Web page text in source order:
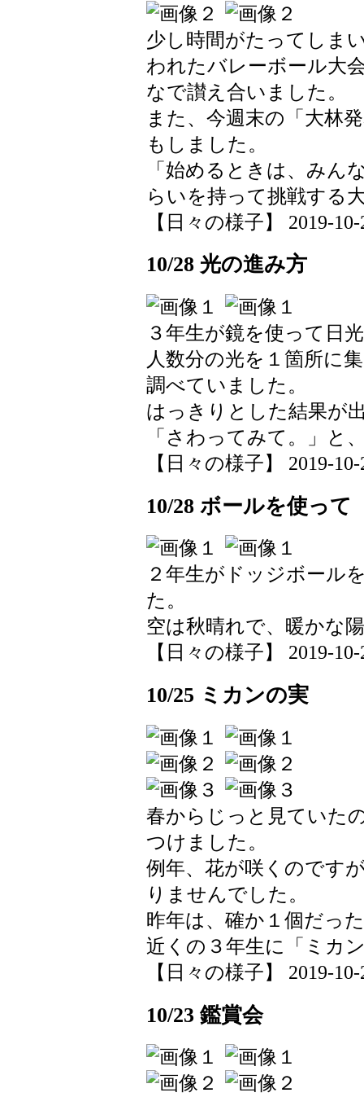
少し時間がたってしま
われたバレーボール大
なで讃え合いました。
また、今週末の「大林
もしました。
「始めるときは、みん
らいを持って挑戦する
【日々の様子】 2019-
10/28 光の進み方
３年生が鏡を使って日
人数分の光を１箇所に
調べていました。
はっきりとした結果が
「さわってみて。」と
【日々の様子】 2019-
10/28 ボールを使って
２年生がドッジボール
た。
空は秋晴れで、暖かな
【日々の様子】 2019-
10/25 ミカンの実
春からじっと見ていた
つけました。
例年、花が咲くのです
りませんでした。
昨年は、確か１個だっ
近くの３年生に「ミカ
【日々の様子】 2019-
10/23 鑑賞会